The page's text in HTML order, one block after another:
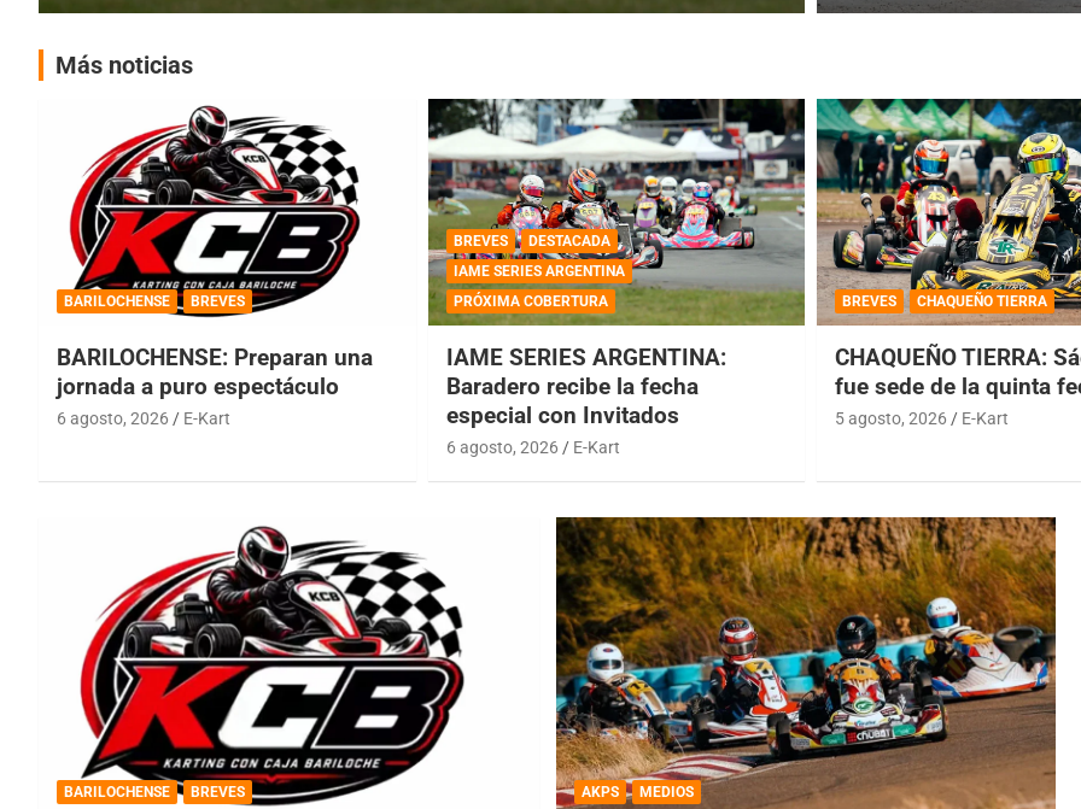
Más noticias
BARILOCHENSE BREVES
BARILOCHENSE: Preparan una
jornada a puro espectáculo
6 agosto, 2026 E-Kart
BREVES
DESTACADA
IAME SERIES ARGENTINA
PRÓXIMA COBERTURA
IAME SERIES ARGENTINA:
Baradero recibe la fecha
especial con Invitados
6 agosto, 2026 E-Kart
BREVES CHAQUEÑO TIERRA
CHAQUEÑO TIERRA:
fue sede de la quinta
5 agosto, 2026 E-Kart
BARILOCHENSE BREVES AKPS MEDIOS